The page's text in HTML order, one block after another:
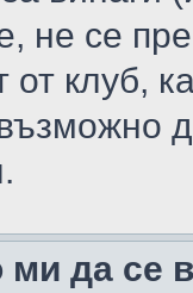
не се
от клуб,
да се